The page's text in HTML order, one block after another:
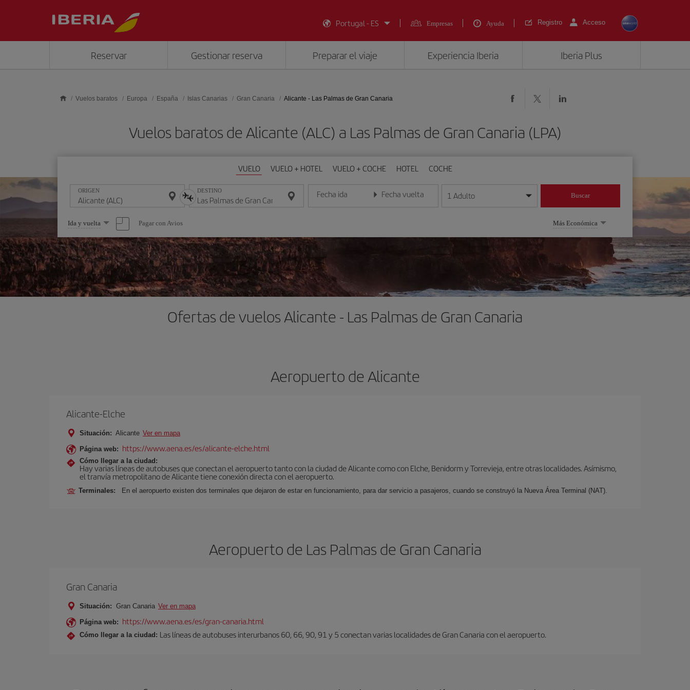
Portugal - ES
Empresas Ayuda Registro Acceso
Reservar Gestionar reserva Preparar el viaje Experiencia Iberia Iberia Plus
Vuelos baratos Europa España Islas Canarias Gran Canaria Alicante - Las Palmas de Gran Canaria
Vuelos baratos de Alicante (ALC) a Las Palmas de Gran Canaria (LPA)
VUELO VUELO + HOTEL VUELO + COCHE HOTEL COCHE
ORIGEN DESTINO Fecha ida
Introduce la fecha en formato día/mes/año
Fecha vuelta
Introduce la fecha en formato día/mes/año
1 Adulto Buscar
Seleccione
una
opción
Ida y vuelta Pagar con Avios Más Económica
Ofertas de vuelos Alicante - Las Palmas de Gran Canaria
Aeropuerto de Alicante
Alicante-Elche
Situación: Alicante Ver en mapa
Página web: https://www.aena.es/es/alicante-elche.html
Cómo llegar a la ciudad:
Hay varias líneas de autobuses que conectan el aeropuerto tanto con la ciudad de Alicante como con Elche, Benidorm y Torrevieja, entre otras localidades. Asímismo,
el tranvía metropolitano de Alicante tiene conexión directa con el aeropuerto.
Terminales: En el aeropuerto existen dos terminales que dejaron de estar en funcionamiento, para dar servicio a pasajeros, cuando se construyó la Nueva Área Terminal (NAT).
Aeropuerto de Las Palmas de Gran Canaria
Gran Canaria
Situación: Gran Canaria Ver en mapa
Página web: https://www.aena.es/es/gran-canaria.html
Cómo llegar a la ciudad: Las líneas de autobuses interurbanos 60, 66, 90, 91 y 5 conectan varias localidades de Gran Canaria con el aeropuerto.